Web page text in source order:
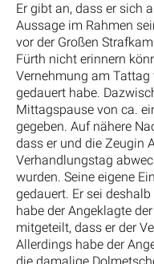
Er gibt an, dass er sich
Aussage im Rahmen
vor der Großen
Fürth nicht erinnern
Vernehmung am
gedauert habe.
Mittagspause von ca.
gegeben. Auf nähere
dass er und die Zeugin
Verhandlungstag
wurden. Seine eigene
gedauert. Er sei
habe der Angeklagte
mitgeteilt, dass er der
Allerdings habe der